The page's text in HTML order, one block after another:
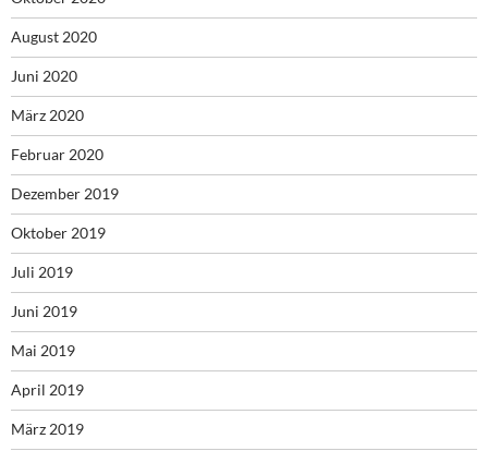
August 2020
Juni 2020
März 2020
Februar 2020
Dezember 2019
Oktober 2019
Juli 2019
Juni 2019
Mai 2019
April 2019
März 2019